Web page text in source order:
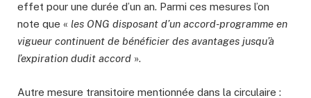
effet pour une durée d’un an. Parmi ces mesures l’on
note que « les ONG disposant d’un accord-programme en
vigueur continuent de bénéficier des avantages jusqu’à
l’expiration dudit accord ».
Autre mesure transitoire mentionnée dans la circulaire :